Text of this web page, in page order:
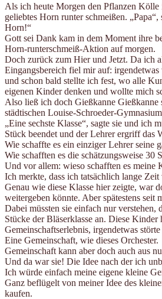
Als ich heute Morgen den Pflanzen Kölle
geliebtes Horn runter schmeißen.
Horn!“
Gott sei Dank kam in dem Moment ihre
Horn-runterschmeiß-Aktion auf morgen.
Doch zurück zum Hier und Jetzt. Da ich
Eingangsbereich fiel mir auf:
und schon bald stellte ich fest, wo alle
eigenen Kinder denken und wollte mich
Also ließ ich doch Gießkanne Gießkanne
städtischen Louise-Schroeder-
„Eine sechste Klasse“, sagte sie und ich
Stück beendet und der Lehrer ergriff das
Wie schaffte es ein einziger Lehrer seine
Wie schafften es die schätzungsweise 30
Und vor allem: wieso schafften es meine
Ich merkte, dass ich tatsächlich lange
Genau wie diese Klasse hier zeigte, war
weitergeben könnte. Aber spätestens seit
Dabei müssten sie einfach nur
Stücke der Bläserklasse an. Diese
Gemeinschaftserlebnis, irgendetwas
Eine Gemeinschaft, wie dieses Orchester.
Gemeinschaft kann aber doch auch aus
Und da war sie! Die Idee nach der ich
Ich würde einfach meine eigene kleine
Ganz beflügelt von meiner Idee des
kaufen.